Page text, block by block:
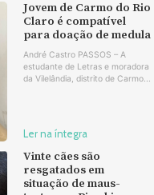
Jovem de Carmo do Rio
Claro é compatível
para doação de medula
André Castro PASSOS – A
estudante de Letras e moradora
da Vilelândia, distrito de Carmo...
Ler na íntegra
Vinte cães são
resgatados em
situação de maus-